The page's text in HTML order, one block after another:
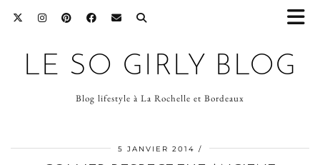
LE SO GIRLY BLOG
Blog lifestyle à La Rochelle et Bordeaux
5 JANVIER 2014